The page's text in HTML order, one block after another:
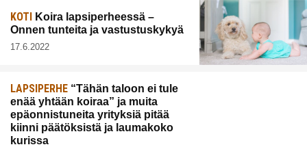
KOTI Koira lapsiperheessä –
Onnen tunteita ja vastustuskykyä
17.6.2022
LAPSIPERHE “Tähän taloon ei tule
enää yhtään koiraa” ja muita
epäonnistuneita yrityksiä pitää
kiinni päätöksistä ja laumakoko
kurissa